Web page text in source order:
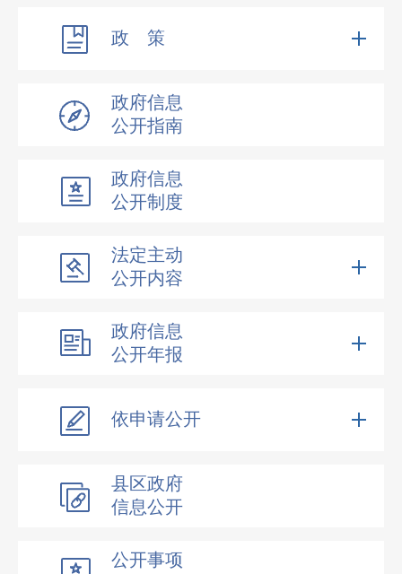
政 策
政府信息
公开指南
政府信息
公开制度
法定主动
公开内容
政府信息
公开年报
依申请公开
县区政府
信息公开
公开事项